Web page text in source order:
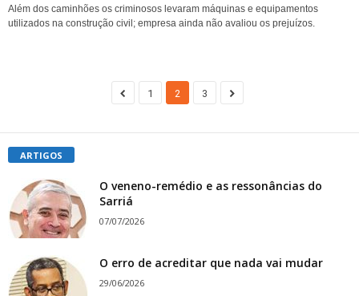
Além dos caminhões os criminosos levaram máquinas e equipamentos
utilizados na construção civil; empresa ainda não avaliou os prejuízos.
1 2 3
ARTIGOS
O veneno-remédio e as ressonâncias do
Sarriá
07/07/2026
O erro de acreditar que nada vai mudar
29/06/2026